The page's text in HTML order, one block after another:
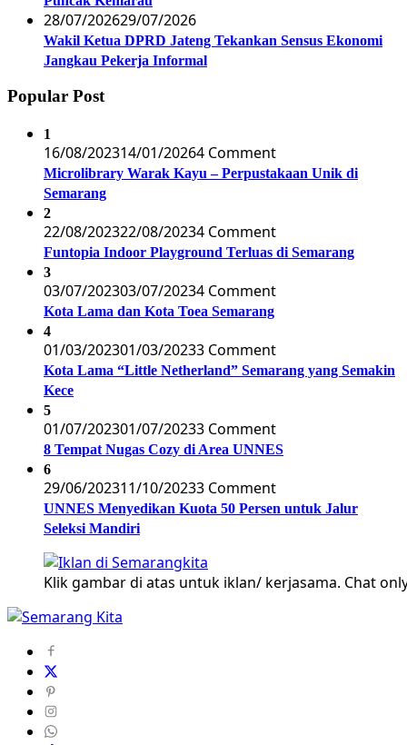
28/07/202629/07/2026
Wakil Ketua DPRD Jateng Tekankan Sensus Ekonomi
Jangkau Pekerja Informal
Popular Post
1
16/08/202314/01/20264 Comment
Microlibrary Warak Kayu – Perpustakaan Unik di
Semarang
2
22/08/202322/08/20234 Comment
Funtopia Indoor Playground Terluas di Semarang
3
03/07/202303/07/20234 Comment
Kota Lama dan Kota Toea Semarang
4
01/03/202301/03/20233 Comment
Kota Lama “Little Netherland” Semarang yang Semakin
Kece
5
01/07/202301/07/20233 Comment
8 Tempat Nugas Cozy di Area UNNES
6
29/06/202311/10/20233 Comment
UNNES Menyedikan Kuota 50 Persen untuk Jalur
Seleksi Mandiri
Klik gambar di atas untuk iklan/ kerjasama. Chat